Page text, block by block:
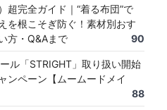
超完全ガイド｜“着る布団”で
を根こそぎ防ぐ！素材別おす
方・Q&Aまで
90
ル「STRIGHT」取り扱い開始
ンペーン【ムームードメイ
88